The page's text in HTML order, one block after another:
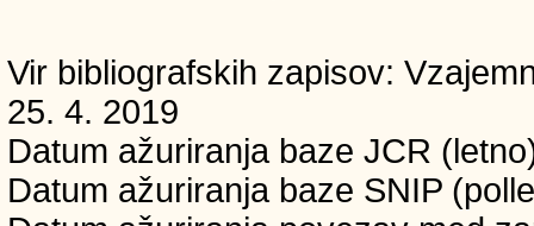
Vir bibliografskih zapisov:
25. 4. 2019
Datum ažuriranja baze JCR
Datum ažuriranja baze SNIP